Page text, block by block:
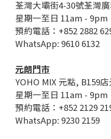
荃灣大壩街4-30號荃灣
星期一至日 11am - 9pm
預約電話：+852 2882
WhatsApp: 9610 6132
元朗門市
YOHO MIX 元點, B159
星期一至日 11am - 9pm
預約電話：+852 2129
WhatsApp: 9230 2159